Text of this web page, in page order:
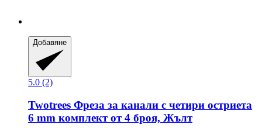
Добавяне
5.0 (2)
Twotrees Фреза за канали с четири остриета
6 mm комплект от 4 броя, Жълт